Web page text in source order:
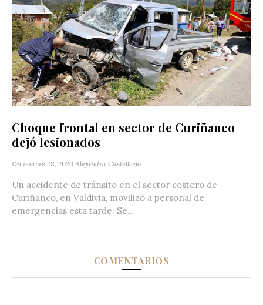
Choque frontal en sector de Curiñanco
dejó lesionados
Diciembre 28, 2020 Alejandra Castellano
Un accidente de tránsito en el sector costero de
Curiñanco, en Valdivia, movilizó a personal de
emergencias esta tarde. Se...
COMENTARIOS